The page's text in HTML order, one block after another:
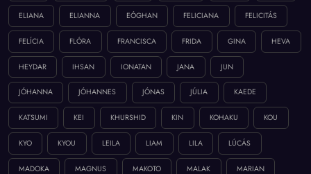
ELIANA ELIANNA EÓGHAN FELICIANA FELICITÁS
FELÍCIA FLÓRA FRANCISCA FRIDA GINA HEVA
HEYDAR IHSAN IONATAN JANA JUN
JÓHANNA JÓHANNES JÓNAS JÚLIA KAEDE
KATSUMI KEI KHURSHID KIN KOHAKU KOU
KYO KYOU LEILA LIAM LILA LÚCÁS
MADOKA MAGNUS MAKOTO MALAK MARIAN